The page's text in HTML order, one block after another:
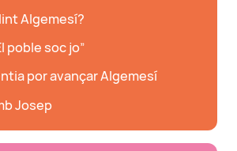
Algemesí?
poble soc jo”
por avançar Algemesí
Josep